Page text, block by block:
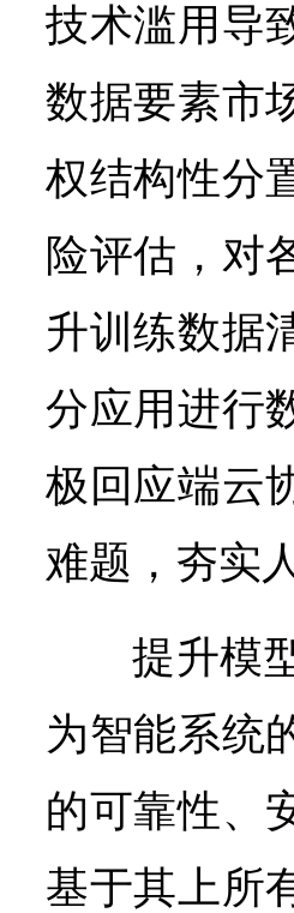
技术滥用导
数据要素市
权结构性分
险评估，对
升训练数据
分应用进行
极回应端云
难题，夯实
提升模
为智能系统
的可靠性、
基于其上所